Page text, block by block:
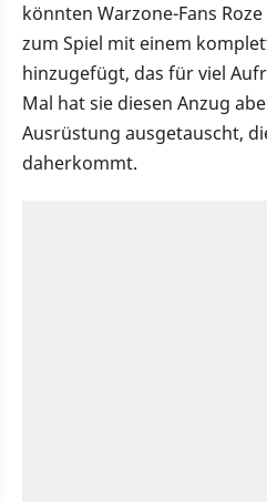
könnten Warzone-Fans
zum Spiel mit einem
hinzugefügt, das für viel
Mal hat sie diesen Anzug
Ausrüstung ausgetauscht,
daherkommt.